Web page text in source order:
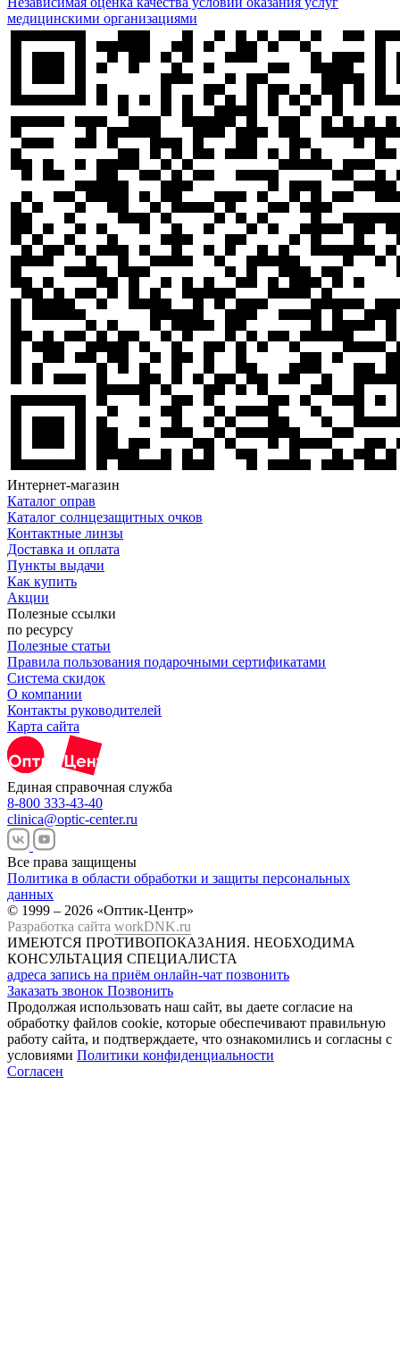
медицинскими организациями
Интернет-магазин
Каталог оправ
Каталог солнцезащитных очков
Контактные линзы
Доставка и оплата
Пункты выдачи
Как купить
Акции
Полезные ссылки
по ресурсу
Полезные статьи
Правила пользования подарочными сертификатами
Система скидок
О компании
Контакты руководителей
Карта сайта
Единая справочная служба
8-800 333-43-40
clinica@optic-center.ru
Все права защищены
Политика в области обработки и защиты персональных
данных
© 1999 – 2026 «Оптик-Центр»
Разработка сайта workDNK.ru
ИМЕЮТСЯ ПРОТИВОПОКАЗАНИЯ. НЕОБХОДИМА
КОНСУЛЬТАЦИЯ СПЕЦИАЛИСТА
адреса запись на приём онлайн-чат позвонить
Заказать звонок Позвонить
Продолжая использовать наш сайт, вы даете согласие на
обработку файлов cookie, которые обеспечивают правильную
работу сайта, и подтверждаете, что ознакомились и согласны с
условиями Политики конфиденциальности
Согласен